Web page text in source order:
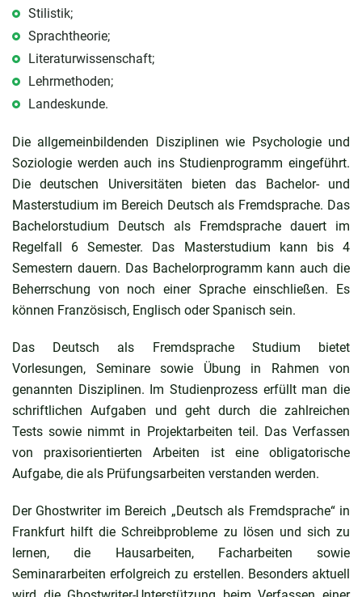
Stilistik;
Sprachtheorie;
Literaturwissenschaft;
Lehrmethoden;
Landeskunde.
Die allgemeinbildenden Disziplinen wie Psychologie und
Soziologie werden auch ins Studienprogramm eingeführt.
Die deutschen Universitäten bieten das Bachelor- und
Masterstudium im Bereich Deutsch als Fremdsprache. Das
Bachelorstudium Deutsch als Fremdsprache dauert im
Regelfall 6 Semester. Das Masterstudium kann bis 4
Semestern dauern. Das Bachelorprogramm kann auch die
Beherrschung von noch einer Sprache einschließen. Es
können Französisch, Englisch oder Spanisch sein.
Das Deutsch als Fremdsprache Studium bietet
Vorlesungen, Seminare sowie Übung in Rahmen von
genannten Disziplinen. Im Studienprozess erfüllt man die
schriftlichen Aufgaben und geht durch die zahlreichen
Tests sowie nimmt in Projektarbeiten teil. Das Verfassen
von praxisorientierten Arbeiten ist eine obligatorische
Aufgabe, die als Prüfungsarbeiten verstanden werden.
Der Ghostwriter im Bereich „Deutsch als Fremdsprache“ in
Frankfurt hilft die Schreibprobleme zu lösen und sich zu
lernen, die Hausarbeiten, Facharbeiten sowie
Seminararbeiten erfolgreich zu erstellen. Besonders aktuell